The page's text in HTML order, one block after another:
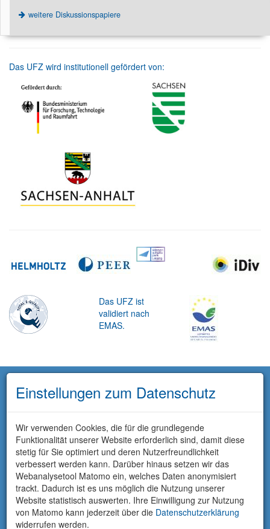
weitere Diskussionspapiere
Das UFZ wird institutionell gefördert von:
Das UFZ ist
validiert nach
EMAS.
Einstellungen zum Datenschutz
Wir verwenden Cookies, die für die grundlegende
Funktionalität unserer Website erforderlich sind, damit diese
stetig für Sie optimiert und deren Nutzerfreundlichkeit
verbessert werden kann. Darüber hinaus setzen wir das
Webanalysetool Matomo ein, welches Daten anonymisiert
trackt. Dadurch ist es uns möglich die Nutzung unserer
Website statistisch auswerten. Ihre Einwilligung zur Nutzung
von Matomo kann jederzeit über die Datenschutzerklärung
widerrufen werden.